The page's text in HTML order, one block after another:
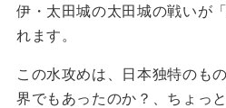
伊・太田城の太田城の戦いが
れます。
この水攻めは、日本独特のも
界でもあったのか？、ちょっ